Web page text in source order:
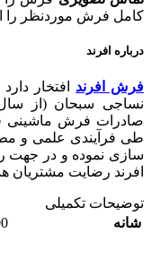
کامل فرش موردنظر را
درباره افرند
فرش افرند افتخار
صادرات فرش ماشینی
طی فرآیندی علمی و
سازی نموده و در جهت
افرند رضایت
توضیحات تکمیلی
شانه